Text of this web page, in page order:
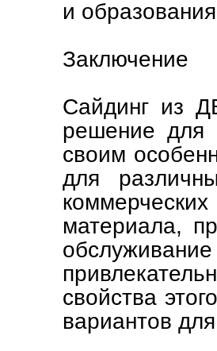
и
Заключение
Сайдинг из
решение для
своим
для
материала,
свойства
вариантов